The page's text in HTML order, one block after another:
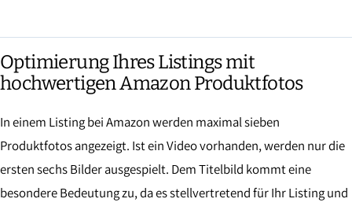
Optimierung Ihres Listings mit
hochwertigen Amazon Produktfotos
In einem Listing bei Amazon werden maximal sieben
Produktfotos angezeigt. Ist ein Video vorhanden, werden nur die
ersten sechs Bilder ausgespielt. Dem Titelbild kommt eine
besondere Bedeutung zu, da es stellvertretend für Ihr Listing und